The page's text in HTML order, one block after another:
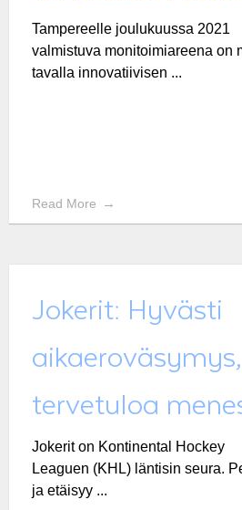
Tampereelle joulukuussa 2021
valmistuva monitoimiareena on
tavalla innovatiivisen ...
Read More
Jokerit: Hyvästi
aikaeroväsymys,
tervetuloa
Jokerit on Kontinental Hockey
Leaguen (KHL) läntisin seura.
ja etäisyy ...